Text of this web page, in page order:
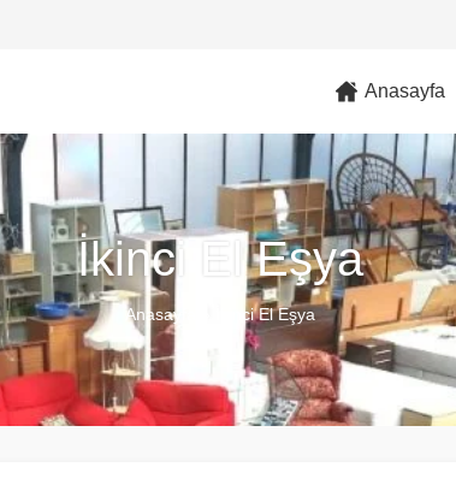
Anasayfa
İkinci El Eşya
Anasayfa İkinci El Eşya